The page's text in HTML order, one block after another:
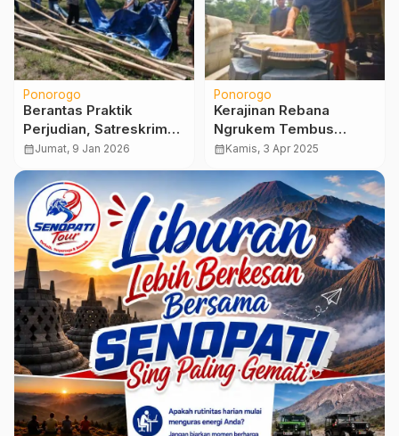
Ponorogo
Berantas Praktik
Perjudian, Satreskrim
Polres Ponorogo
Ringkus Belasan Pelaku
calendar_monthJumat, 9 Jan 2026
Ponorogo
Kerajinan Rebana
Ngrukem Tembus
Mancanegara
calendar_monthKamis, 3 Apr 2025